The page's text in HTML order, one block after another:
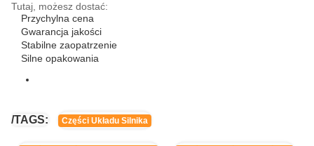
Tutaj, możesz dostać:
Przychylna cena
Gwarancja jakości
Stabilne zaopatrzenie
Silne opakowania
/TAGS: Części Układu Silnika